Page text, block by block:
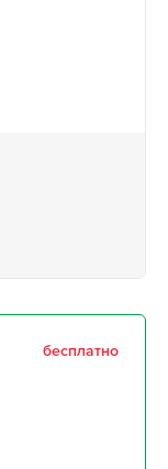
бесплатно